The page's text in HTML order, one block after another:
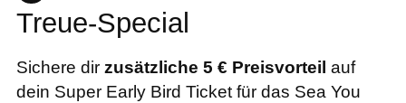
Treue-Special
Sichere dir zusätzliche 5 € Preisvorteil auf
dein Super Early Bird Ticket für das Sea You